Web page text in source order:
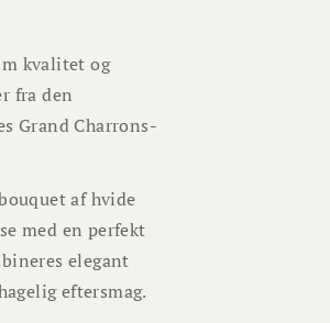
kvalitet og
fra den
Grand Charrons-
af hvide
med en perfekt
elegant
eftersmag.